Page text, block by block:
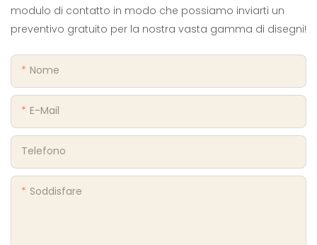
modulo di contatto in modo che possiamo inviarti un
preventivo gratuito per la nostra vasta gamma di disegni!
Nome
E-Mail
Telefono
Soddisfare